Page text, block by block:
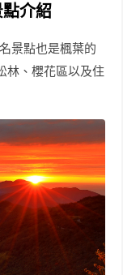
介紹
景點也是楓葉的
林、櫻花區以及住